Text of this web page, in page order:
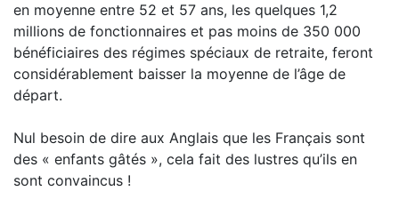
en moyenne entre 52 et 57 ans, les quelques 1,2
millions de fonctionnaires et pas moins de 350 000
bénéficiaires des régimes spéciaux de retraite, feront
considérablement baisser la moyenne de l’âge de
départ.
Nul besoin de dire aux Anglais que les Français sont
des « enfants gâtés », cela fait des lustres qu’ils en
sont convaincus !